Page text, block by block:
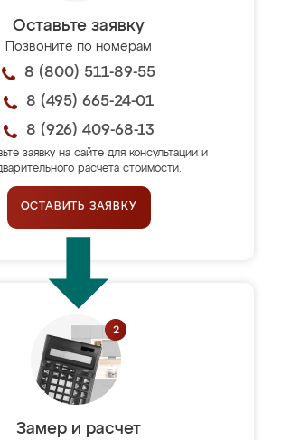
Оставьте заявку
Позвоните по номерам
8 (800) 511-89-55
8 (495) 665-24-01
8 (926) 409-68-13
заявку на сайте для консультации и
расчёта стоимости.
ОСТАВИТЬ ЗАЯВКУ
Замер и расчет